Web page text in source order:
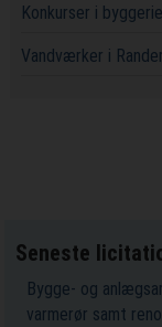
Konkurser i
Vandværker i
Seneste
Bygge- og
varmerør samt